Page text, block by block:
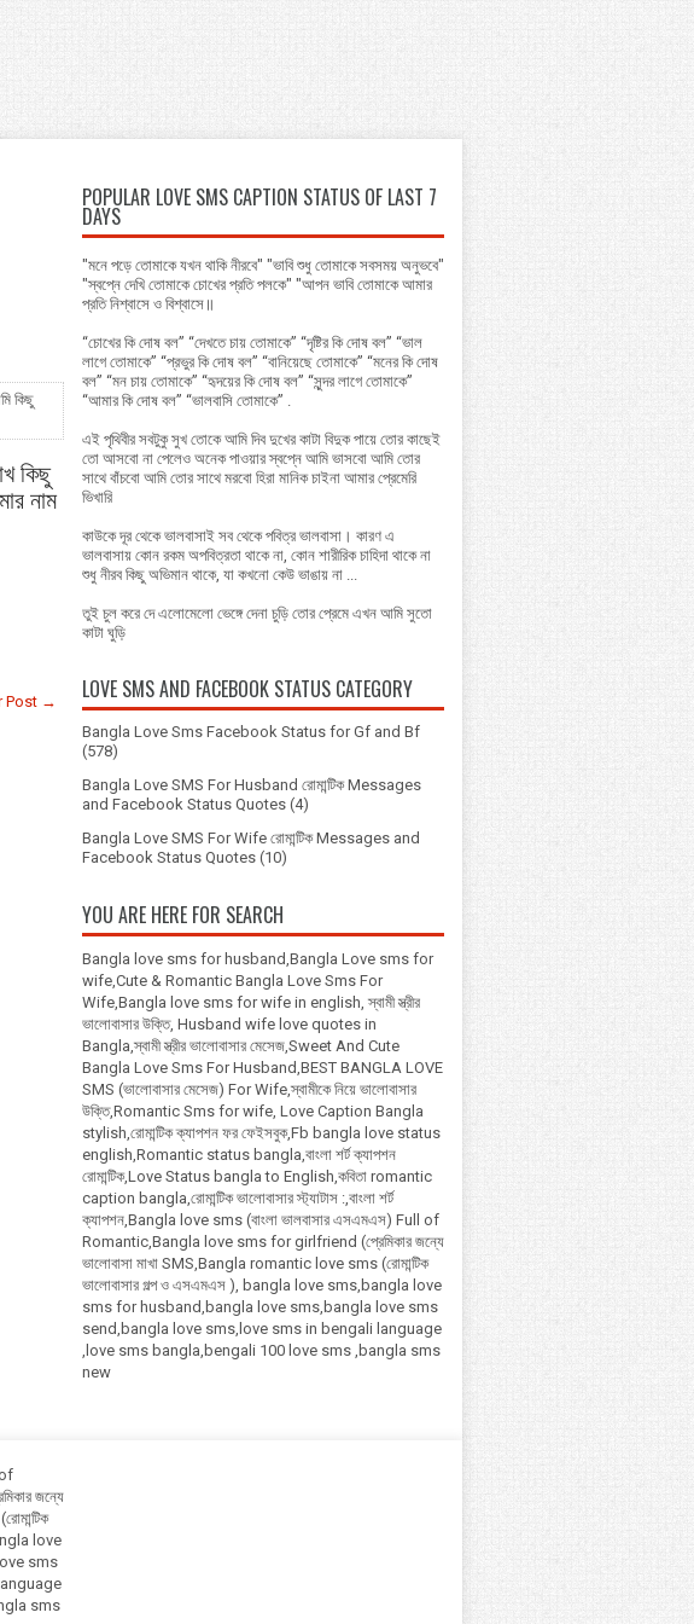
কিছু
কিছু
নাম
Post →
POPULAR LOVE SMS CAPTION STATUS OF LAST 7
DAYS
"মনে পড়ে তোমাকে যখন থাকি নীরবে" "ভাবি শুধু তোমাকে সবসময় অনুভবে"
"স্বপ্নে দেখি তোমাকে চোখের প্রতি পলকে" "আপন ভাবি তোমাকে আমার
প্রতি নিশ্বাসে ও বিশ্বাসে॥
“চোখের কি দোষ বল” “দেখতে চায় তোমাকে” “দৃষ্টির কি দোষ বল” “ভাল
লাগে তোমাকে” “প্রভুর কি দোষ বল” “বানিয়েছে তোমাকে” “মনের কি দোষ
বল” “মন চায় তোমাকে” “হৃদয়ের কি দোষ বল” “সুন্দর লাগে তোমাকে”
“আমার কি দোষ বল” “ভালবাসি তোমাকে” .
এই পৃথিবীর সবটুকু সুখ তোকে আমি দিব দুখের কাটা বিদুক পায়ে তোর কাছেই
তো আসবো না পেলেও অনেক পাওয়ার স্বপ্নে আমি ভাসবো আমি তোর
সাথে বাঁচবো আমি তোর সাথে মরবো হিরা মানিক চাইনা আমার প্রেমেরি
ভিখারি
কাউকে দূর থেকে ভালবাসাই সব থেকে পবিত্র ভালবাসা। কারণ এ
ভালবাসায় কোন রকম অপবিত্রতা থাকে না, কোন শারীরিক চাহিদা থাকে না
শুধু নীরব কিছু অভিমান থাকে, যা কখনো কেউ ভাঙায় না ...
তুই চুল করে দে এলোমেলো ভেঙ্গে দেনা চুড়ি তোর প্রেমে এখন আমি সুতো
কাটা ঘুড়ি
LOVE SMS AND FACEBOOK STATUS CATEGORY
Bangla Love Sms Facebook Status for Gf and Bf
(578)
Bangla Love SMS For Husband রোমান্টিক Messages
and Facebook Status Quotes (4)
Bangla Love SMS For Wife রোমান্টিক Messages and
Facebook Status Quotes (10)
YOU ARE HERE FOR SEARCH
Bangla love sms for husband,Bangla Love sms for
wife,Cute & Romantic Bangla Love Sms For
Wife,Bangla love sms for wife in english, স্বামী স্ত্রীর
ভালোবাসার উক্তি, Husband wife love quotes in
Bangla,স্বামী স্ত্রীর ভালোবাসার মেসেজ,Sweet And Cute
Bangla Love Sms For Husband,BEST BANGLA LOVE
SMS (ভালোবাসার মেসেজ) For Wife,স্বামীকে নিয়ে ভালোবাসার
উক্তি,Romantic Sms for wife, Love Caption Bangla
stylish,রোমান্টিক ক্যাপশন ফর ফেইসবুক,Fb bangla love status
english,Romantic status bangla,বাংলা শর্ট ক্যাপশন
রোমান্টিক,Love Status bangla to English,কবিতা romantic
caption bangla,রোমান্টিক ভালোবাসার স্ট্যাটাস :,বাংলা শর্ট
ক্যাপশন,Bangla love sms (বাংলা ভালবাসার এসএমএস) Full of
Romantic,Bangla love sms for girlfriend (প্রেমিকার জন্যে
ভালোবাসা মাখা SMS,Bangla romantic love sms (রোমান্টিক
ভালোবাসার গল্প ও এসএমএস ), bangla love sms,bangla love
sms for husband,bangla love sms,bangla love sms
send,bangla love sms,love sms in bengali language
,love sms bangla,bengali 100 love sms ,bangla sms
new
জন্যে
love
sms
sms